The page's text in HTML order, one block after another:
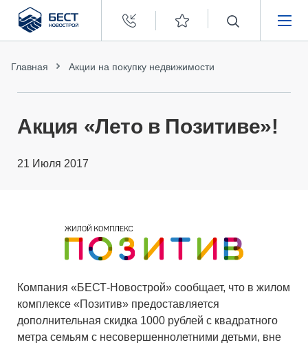
Бест
Новострой
ПОКУПАТЕЛЯМ
ЗАСТРОЙЩИКАМ
Главная Акции на покупку недвижимости
Акция «Лето в Позитиве»!
21 Июля 2017
Компания «БЕСТ-Новострой» сообщает, что в жилом
комплексе «Позитив» предоставляется
дополнительная скидка 1000 рублей с квадратного
метра семьям с несовершеннолетними детьми, вне